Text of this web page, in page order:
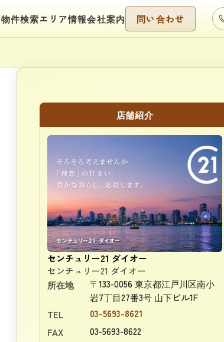
物件検索エリア情報会社案内 問い合わせ
店舗紹介
センチュリー21 ダイオー
センチュリー21 ダイオー
所在地
〒133-0056 東京都江戸川区南小
岩7丁目27番3号 山下ビル1F
TEL
03-5693-8621
FAX
03-5693-8622